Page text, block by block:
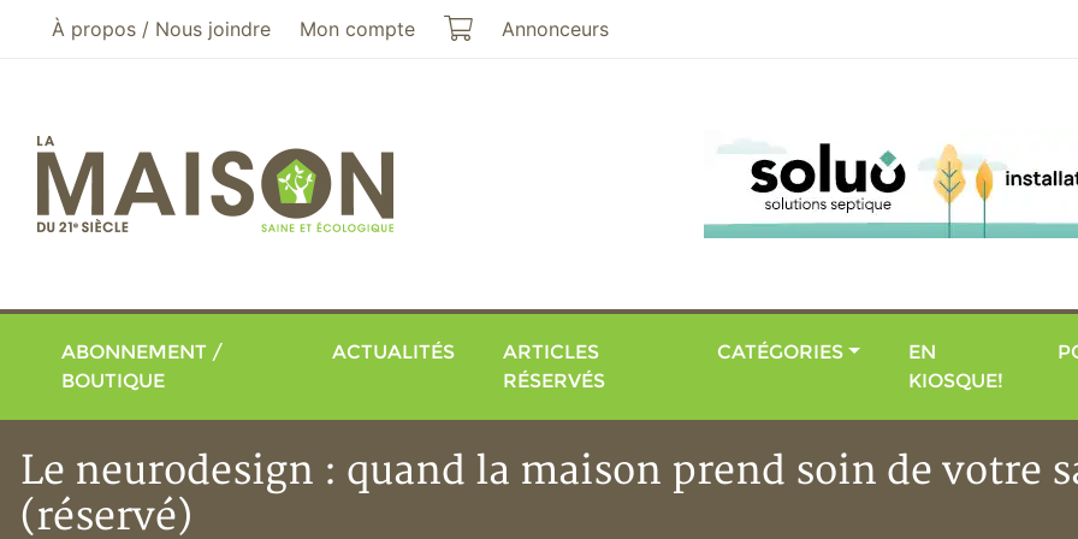
Aller au menu principal
Aller au contenu principal
À propos / Nous joindre Mon compte Mon panier
Annonceurs
ABONNEMENT /
BOUTIQUE
ACTUALITÉS
ARTICLES
RÉSERVÉS
CATÉGORIES
EN
KIOSQUE!
Le neurodesign : quand la maison prend soin de votre
(réservé)